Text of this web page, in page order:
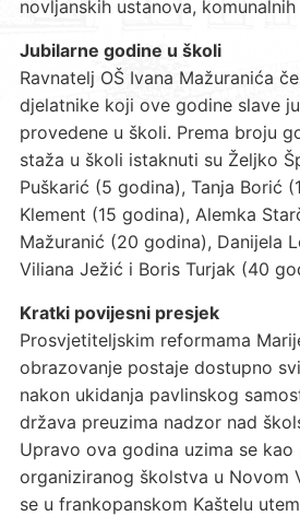
novljanskih ustanova,
Jubilarne godine u školi
Ravnatelj OŠ Ivana Mažuranića
djelatnike koji ove godine slave
provedene u školi. Prema broju
staža u školi istaknuti su Željko
Puškarić (5 godina), Tanja Borić
Klement (15 godina), Alemka
Mažuranić (20 godina), Danijela
Viliana Ježić i Boris Turjak (40
Kratki povijesni presjek
Prosvjetiteljskim reformama
obrazovanje postaje dostupno
nakon ukidanja pavlinskog
država preuzima nadzor nad
Upravo ova godina uzima se kao
organiziranog školstva u Novom
se u frankopanskom Kaštelu